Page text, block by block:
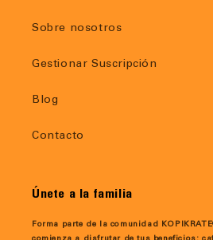
Sobre nosotros
Gestionar Suscripción
Blog
Contacto
Únete a la familia
Forma parte de la comunidad